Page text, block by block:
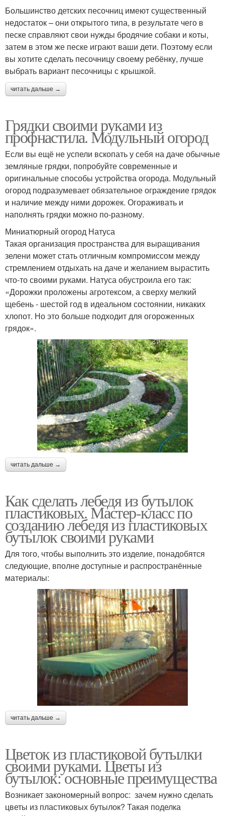
Большинство детских песочниц имеют существенный
недостаток – они открытого типа, в результате чего в
песке справляют свои нужды бродячие собаки и коты,
затем в этом же песке играют ваши дети. Поэтому если
вы хотите сделать песочницу своему ребёнку, лучше
выбрать вариант песочницы с крышкой.
читать дальше →
Грядки своими руками из
профнастила. Модульный огород
Если вы ещё не успели вскопать у себя на даче обычные
земляные грядки, попробуйте современные и
оригинальные способы устройства огорода. Модульный
огород подразумевает обязательное ограждение грядок
и наличие между ними дорожек. Огораживать и
наполнять грядки можно по-разному.
Миниатюрный огород Натуса
Такая организация пространства для выращивания
зелени может стать отличным компромиссом между
стремлением отдыхать на даче и желанием вырастить
что-то своими руками. Натуса обустроила его так:
«Дорожки проложены агротексом, а сверху мелкий
щебень - шестой год в идеальном состоянии, никаких
хлопот. Но это больше подходит для огороженных
грядок».
читать дальше →
Как сделать лебедя из бутылок
пластиковых. Мастер-класс по
созданию лебедя из пластиковых
бутылок своими руками
Для того, чтобы выполнить это изделие, понадобятся
следующие, вполне доступные и распространённые
материалы:
читать дальше →
Цветок из пластиковой бутылки
своими руками. Цветы из
бутылок: основные преимущества
Возникает закономерный вопрос: зачем нужно сделать
цветы из пластиковых бутылок? Такая поделка